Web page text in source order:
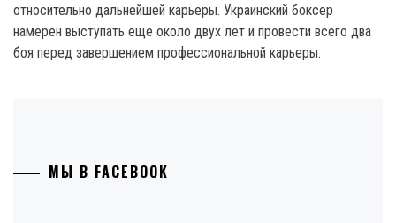
относительно дальнейшей карьеры. Украинский боксер
намерен выступать еще около двух лет и провести всего два
боя перед завершением профессиональной карьеры.
МЫ В FACEBOOK